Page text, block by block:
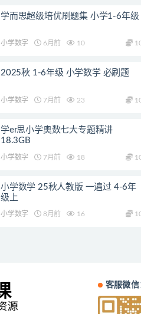
学而思超级培优刷题集 小学1-6年级
小学数字 6月前 10
2025秋 1-6年级 小学数学 必刷题
小学数字 7月前 23
学er思小学奥数七大专题精讲
18.3GB
小学数字 7月前 18
小学数学 25秋人教版 一遍过 4-6年
级上
小学数字 8月前 16
客服微